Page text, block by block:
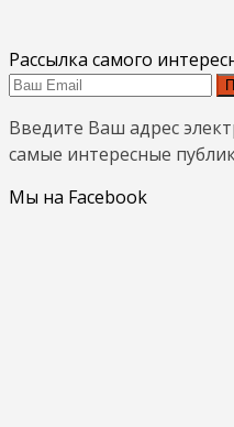
Рассылка самого
Введите Ваш адрес
самые интересные
Мы на Facebook